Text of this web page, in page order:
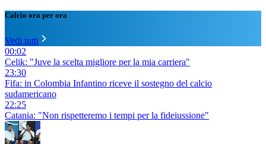
Calcio ora per ora
Vedi tutti
00:02
Celik: "Juve la scelta migliore per la mia carriera"
23:30
Fifa: in Colombia Infantino riceve il sostegno del calcio
sudamericano
22:25
Catania: "Non rispetteremo i tempi per la fideiussione"